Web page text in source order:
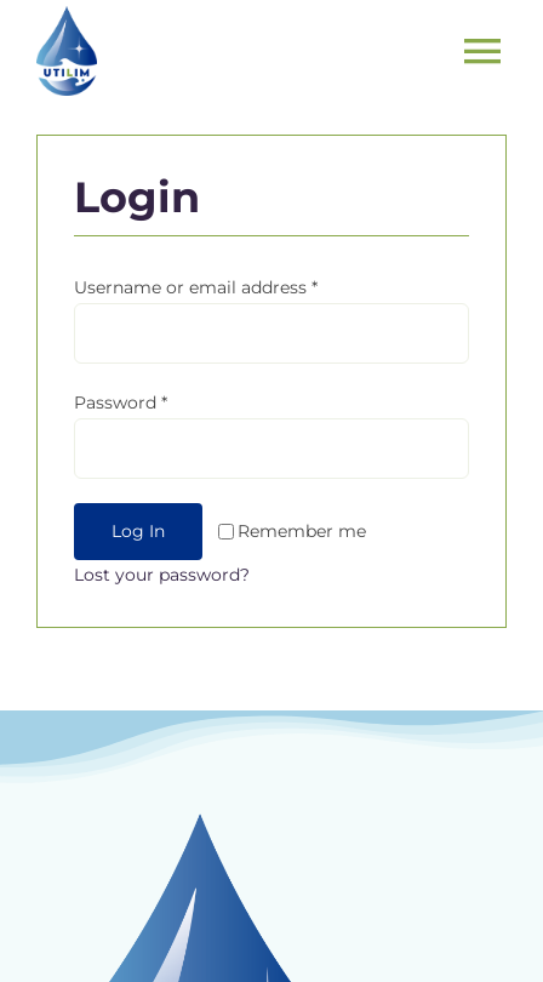
content
PRODUCTOS
COMO FUNCIONA Y RESULTADOS
Mi Cuenta
Login
Username or email address *
Password *
Remember me
Log In
Lost your password?